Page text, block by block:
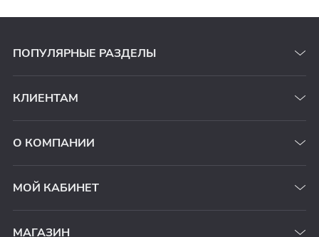
ПОПУЛЯРНЫЕ РАЗДЕЛЫ
КЛИЕНТАМ
О КОМПАНИИ
МОЙ КАБИНЕТ
МАГАЗИН